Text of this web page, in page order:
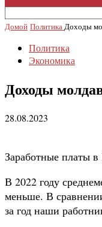
Домой ПолитикаДоходы
Политика
Экономика
Доходы
28.08.2023
Заработные платы
В 2022 году
меньше. В
за год наши